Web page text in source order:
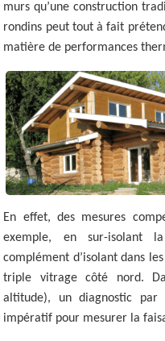
murs qu’une construction
rondins peut tout à fait
matière de performances
En effet, des mesures
exemple, en sur-isolant
complément d’isolant dans
triple vitrage côté nord.
altitude), un diagnostic par
impératif pour mesurer la